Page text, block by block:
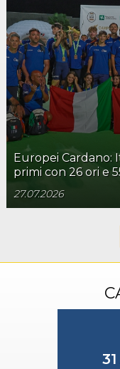
27.07.2026
Europei Cardano:
primi con 26 ori e
31